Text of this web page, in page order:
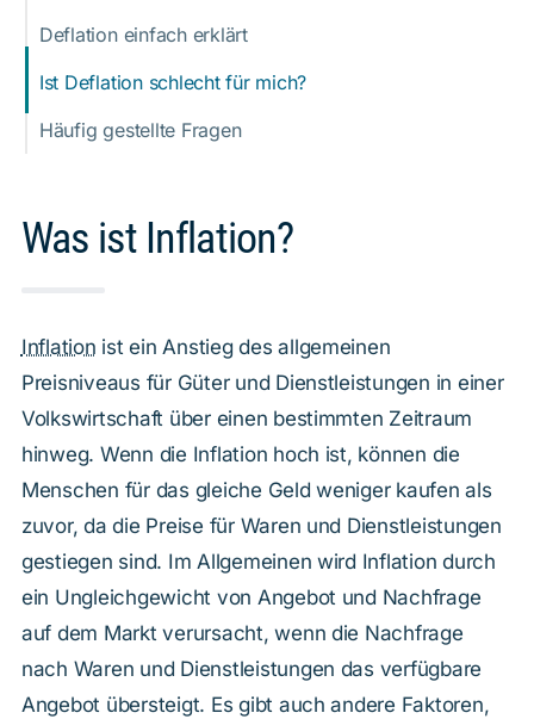
Deflation einfach erklärt
Ist Deflation schlecht für mich?
Häufig gestellte Fragen
Was ist Inflation?
Inflation ist ein Anstieg des allgemeinen
Preisniveaus für Güter und Dienstleistungen in einer
Volkswirtschaft über einen bestimmten Zeitraum
hinweg. Wenn die Inflation hoch ist, können die
Menschen für das gleiche Geld weniger kaufen als
zuvor, da die Preise für Waren und Dienstleistungen
gestiegen sind. Im Allgemeinen wird Inflation durch
ein Ungleichgewicht von Angebot und Nachfrage
auf dem Markt verursacht, wenn die Nachfrage
nach Waren und Dienstleistungen das verfügbare
Angebot übersteigt. Es gibt auch andere Faktoren,